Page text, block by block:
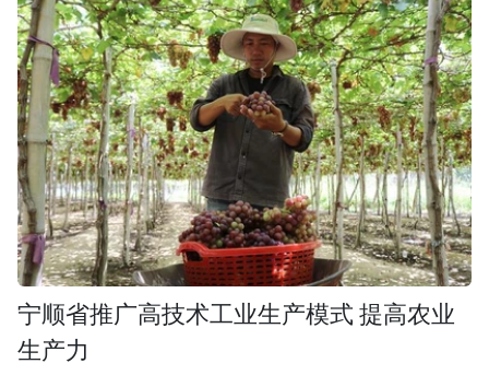
宁顺省推广高技术工业生产模式 提高农业
生产力